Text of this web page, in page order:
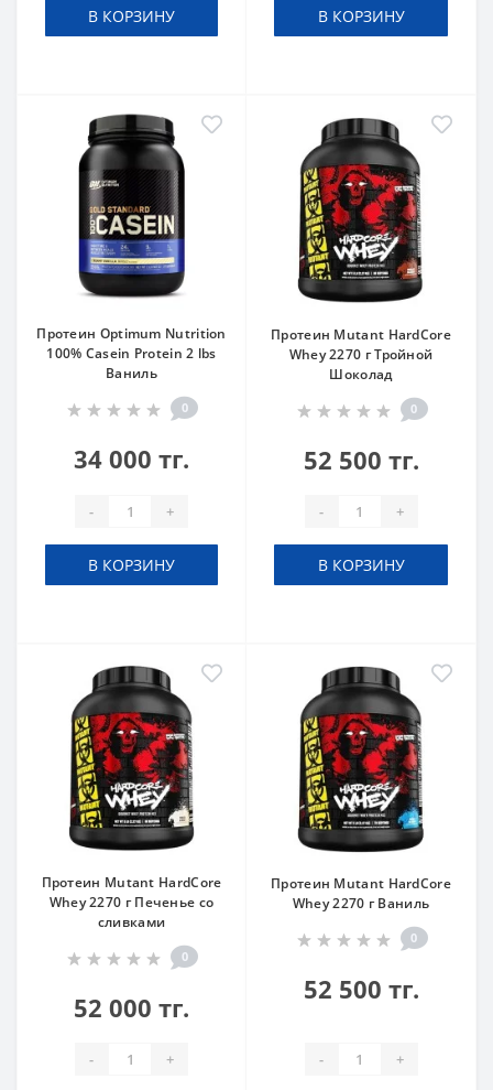
В КОРЗИНУ В КОРЗИНУ
Протеин Optimum Nutrition
100% Casein Protein 2 lbs
Ваниль
0
34 000 тг.
- +
В КОРЗИНУ
Протеин Mutant HardCore
Whey 2270 г Тройной
Шоколад
0
52 500 тг.
- +
В КОРЗИНУ
Протеин Mutant HardCore
Whey 2270 г Печенье со
сливками
0
52 000 тг.
- +
Протеин Mutant HardCore
Whey 2270 г Ваниль
0
52 500 тг.
- +